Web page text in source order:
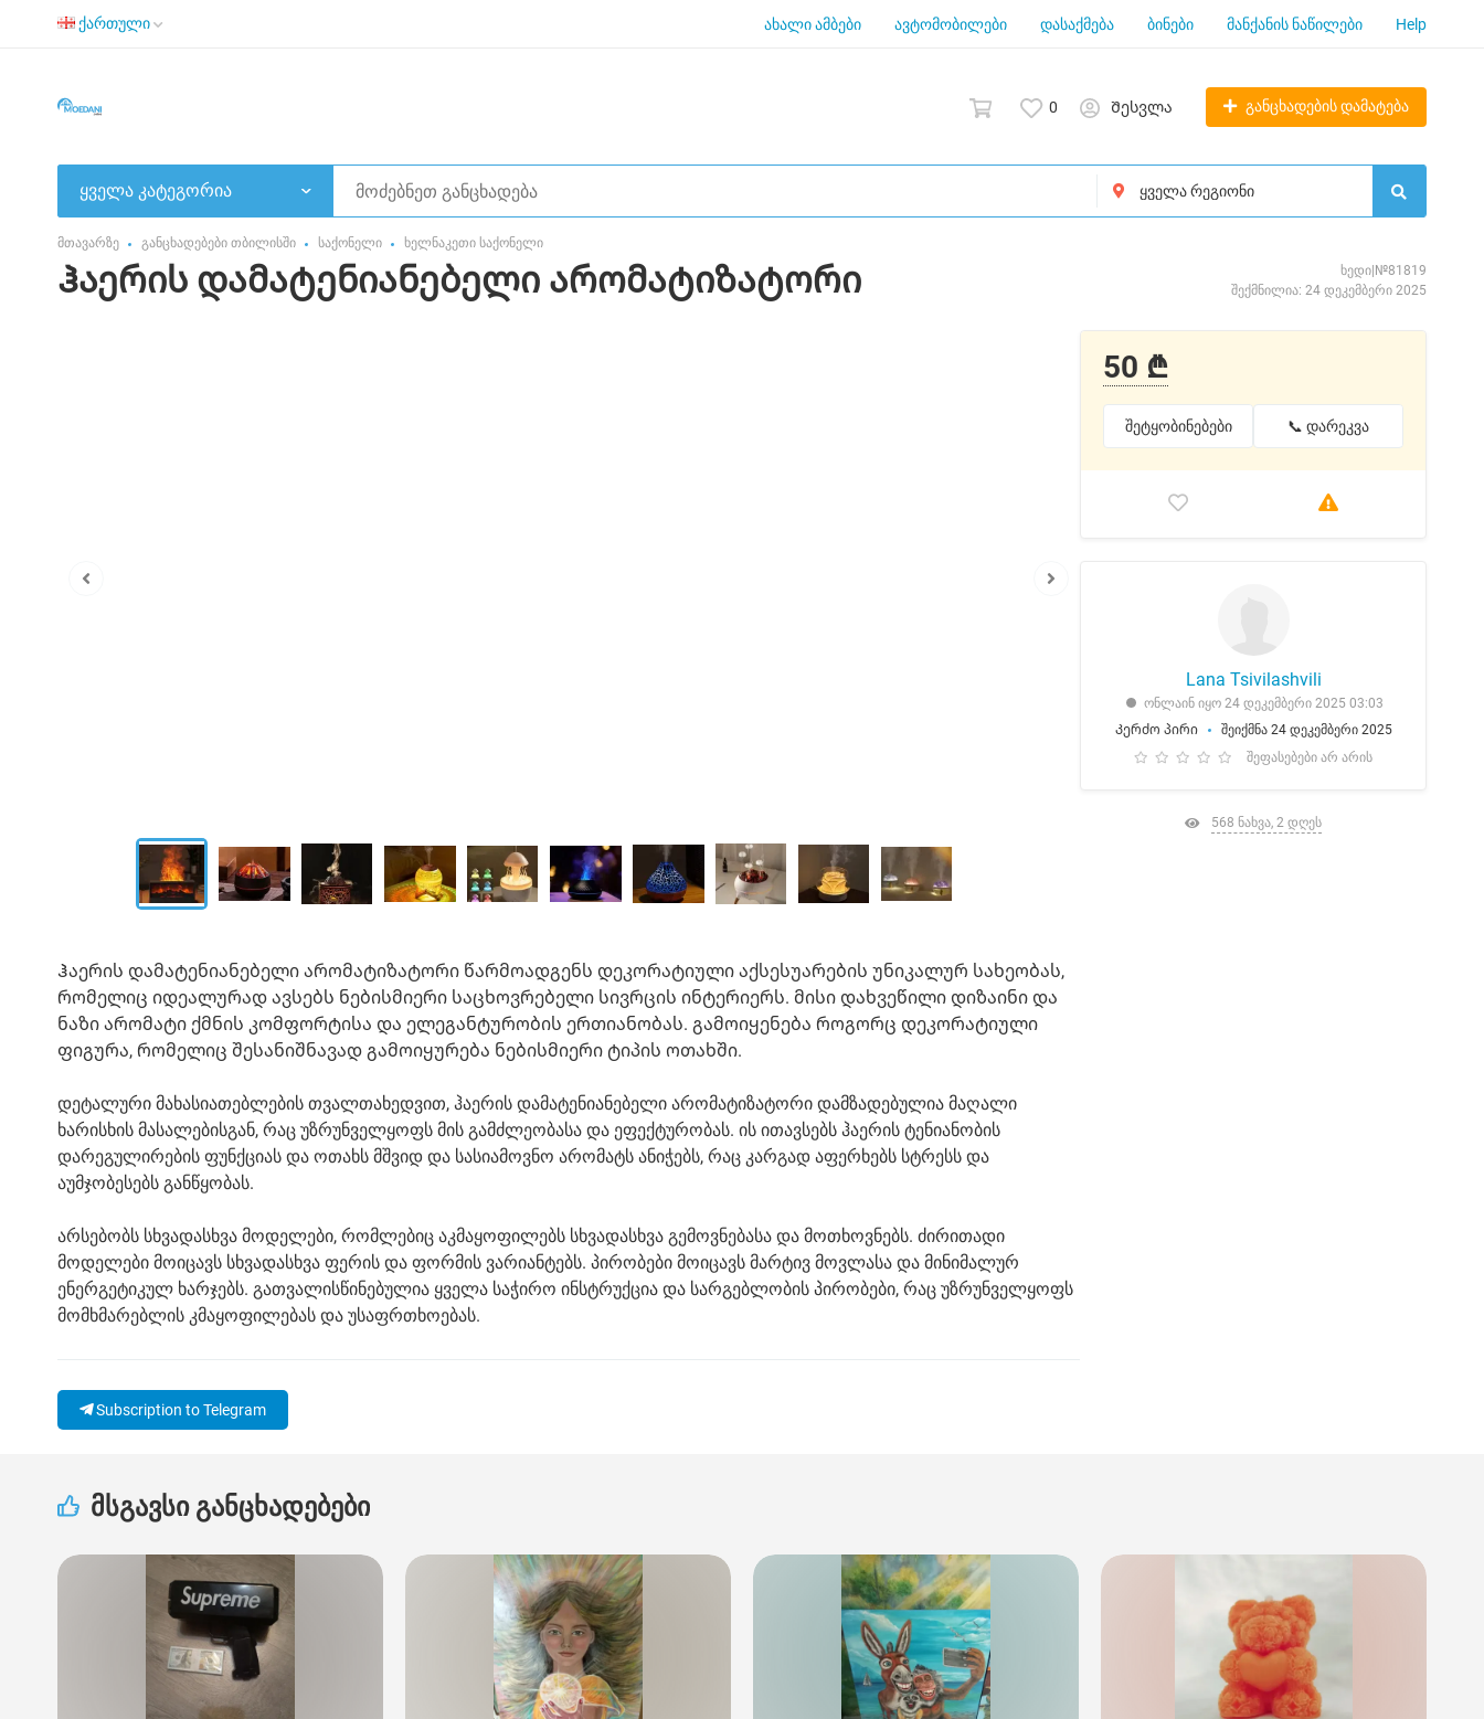
ქართული ახალი ამბები ავტომობილები დასაქმება ბინები მანქანის ნაწილები Help
0 Შესვლა განცხადების დამატება
ყველა კატეგორია
მთავარზე განცხადებები თბილისში საქონელი ხელნაკეთი საქონელი
Ჰაერის დამატენიანებელი არომატიზატორი
ხედი|№81819
შექმნილია: 24 დეკემბერი 2025
Ჰაერის დამატენიანებელი არომატიზატორი წარმოადგენს დეკორატიული აქსესუარების უნიკალურ სახეობას,
რომელიც იდეალურად ავსებს ნებისმიერი საცხოვრებელი სივრცის ინტერიერს. მისი დახვეწილი დიზაინი და
ნაზი არომატი ქმნის კომფორტისა და ელეგანტურობის ერთიანობას. გამოიყენება როგორც დეკორატიული
ფიგურა, რომელიც შესანიშნავად გამოიყურება ნებისმიერი ტიპის ოთახში.
დეტალური მახასიათებლების თვალთახედვით, ჰაერის დამატენიანებელი არომატიზატორი დამზადებულია მაღალი
ხარისხის მასალებისგან, რაც უზრუნველყოფს მის გამძლეობასა და ეფექტურობას. ის ითავსებს ჰაერის ტენიანობის
დარეგულირების ფუნქციას და ოთახს მშვიდ და სასიამოვნო არომატს ანიჭებს, რაც კარგად აფერხებს სტრესს და
აუმჯობესებს განწყობას.
არსებობს სხვადასხვა მოდელები, რომლებიც აკმაყოფილებს სხვადასხვა გემოვნებასა და მოთხოვნებს. ძირითადი
მოდელები მოიცავს სხვადასხვა ფერის და ფორმის ვარიანტებს. პირობები მოიცავს მარტივ მოვლასა და მინიმალურ
ენერგეტიკულ ხარჯებს. გათვალისწინებულია ყველა საჭირო ინსტრუქცია და სარგებლობის პირობები, რაც უზრუნველყოფს
მომხმარებლის კმაყოფილებას და უსაფრთხოებას.
Subscription to Telegram
50 ₾
შეტყობინებები 📞 დარეკვა
Lana Tsivilashvili
ონლაინ იყო 24 დეკემბერი 2025 03:03
Კერძო პირი
შეიქმნა 24 დეკემბერი 2025
შეფასებები არ არის
568 ნახვა, 2 დღეს
მსგავსი განცხადებები